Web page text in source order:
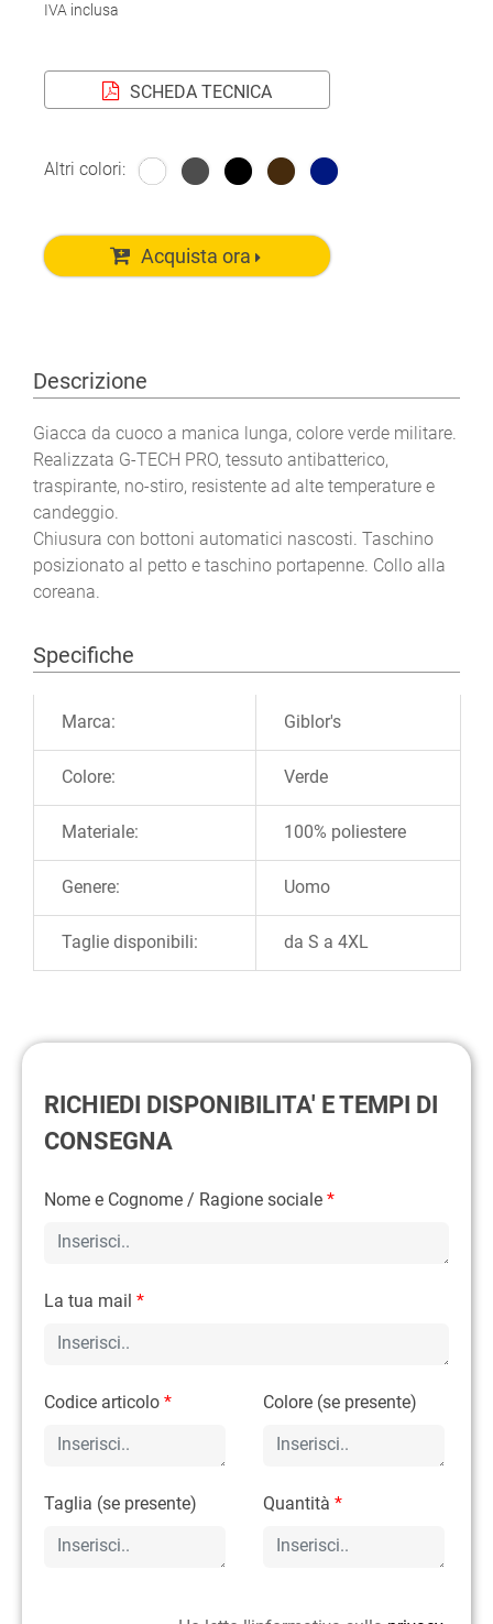
IVA inclusa
SCHEDA TECNICA
Altri colori:
Acquista ora
Descrizione
Giacca da cuoco a manica lunga, colore verde militare.
Realizzata G-TECH PRO, tessuto antibatterico,
traspirante, no-stiro, resistente ad alte temperature e
candeggio.
Chiusura con bottoni automatici nascosti. Taschino
posizionato al petto e taschino portapenne. Collo alla
coreana.
Specifiche
Marca: Giblor's
Colore: Verde
Materiale: 100% poliestere
Genere: Uomo
Taglie disponibili: da S a 4XL
RICHIEDI DISPONIBILITA' E TEMPI DI
CONSEGNA
Nome e Cognome / Ragione sociale *
La tua mail *
Codice articolo * Colore (se presente)
Taglia (se presente) Quantità*